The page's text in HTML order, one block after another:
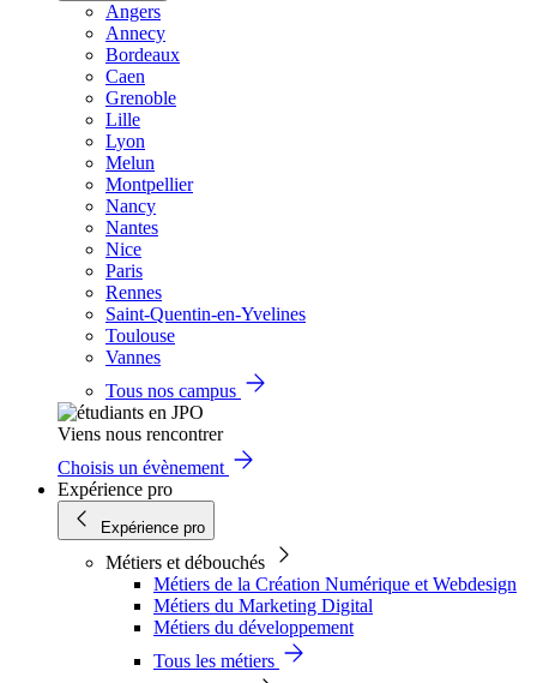
Angers
Annecy
Bordeaux
Caen
Grenoble
Lille
Lyon
Melun
Montpellier
Nancy
Nantes
Nice
Paris
Rennes
Saint-Quentin-en-Yvelines
Toulouse
Vannes
Tous nos campus
Viens nous rencontrer
Choisis un évènement
Expérience pro
Expérience pro
Métiers et débouchés
Métiers de la Création Numérique et Webdesign
Métiers du Marketing Digital
Métiers du développement
Tous les métiers